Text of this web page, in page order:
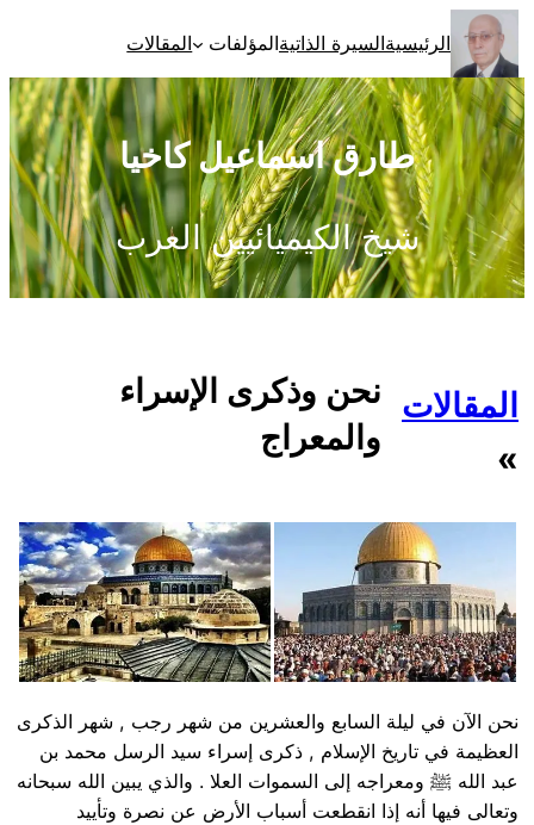
تخطى
إلى
المحتوى
الرئيسيةالسيرة الذاتيةالمؤلفات المقالات
طارق اسماعيل كاخيا
شيخ الكيميائيين العرب
المقالات
»
نحن وذكرى الإسراء
والمعراج
نحن الآن في ليلة السابع والعشرين من شهر رجب , شهر الذكرى
العظيمة في تاريخ الإسلام , ذكرى إسراء سيد الرسل محمد بن
عبد الله ﷺ ومعراجه إلى السموات العلا . والذي يبين الله سبحانه
وتعالى فيها أنه إذا انقطعت أسباب الأرض عن نصرة وتأييد